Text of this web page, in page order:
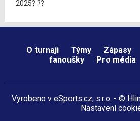
2025? ??
O turnaji Týmy Zápasy
fanoušky
Pro média
Vyrobeno v eSports.cz, s.r.o. - ©
Nastavení